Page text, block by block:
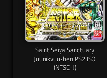
Saint Seiya Sanctuary
Juunikyuu-hen PS2 ISO
(NTSC-J)